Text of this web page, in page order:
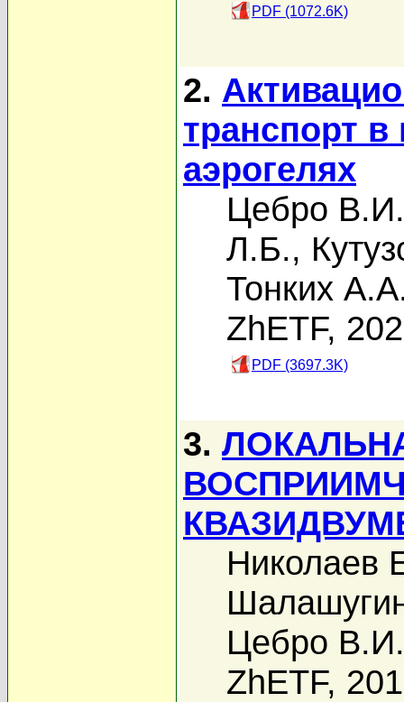
PDF (1072.6K)
2.
транспорт
аэрогелях
Цебро В.И.
Л.Б.,
Тонких
ZhETF,
PDF (3697.3K)
3.
Николаев
Цебро В.И.
ZhETF,